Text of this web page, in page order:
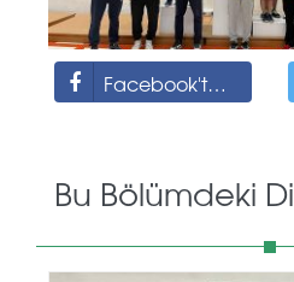
Facebook'ta Paylaş
Bu Bölümdeki